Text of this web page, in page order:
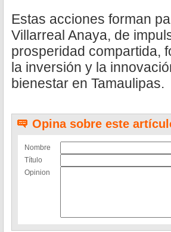
Estas acciones forman
Villarreal Anaya, de
prosperidad compartida,
la inversión y la
bienestar en Tamaulipas.
Opina sobre este
Nombre
Título
Opinion